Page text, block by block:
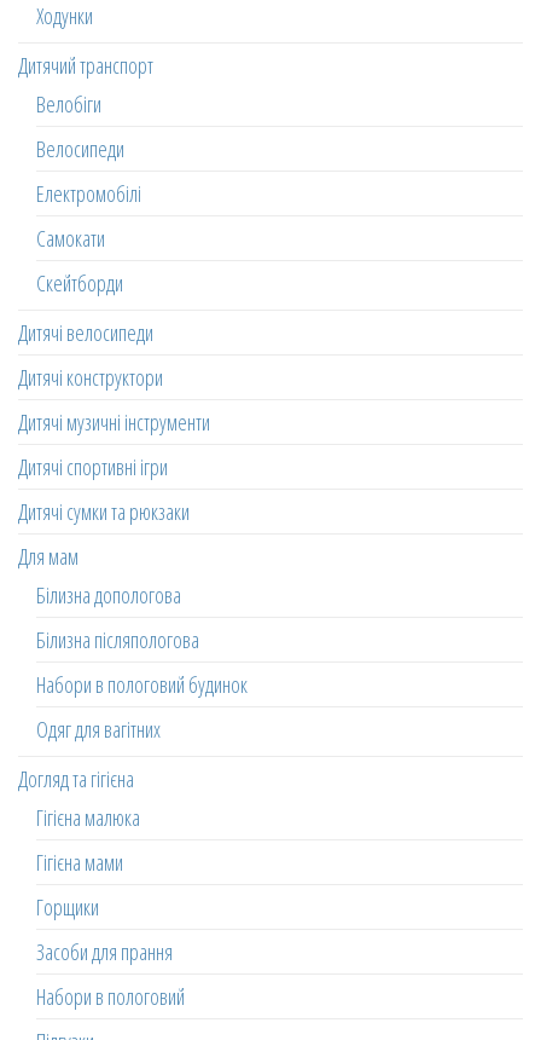
Ходунки
Дитячий транспорт
Велобіги
Велосипеди
Електромобілі
Самокати
Скейтборди
Дитячі велосипеди
Дитячі конструктори
Дитячі музичні інструменти
Дитячі спортивні ігри
Дитячі сумки та рюкзаки
Для мам
Білизна допологова
Білизна післяпологова
Набори в пологовий будинок
Одяг для вагітних
Догляд та гігієна
Гігієна малюка
Гігієна мами
Горщики
Засоби для прання
Набори в пологовий